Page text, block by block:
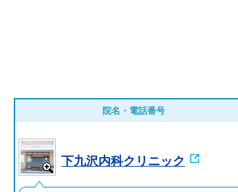
院名・電話番号
下九沢内科クリニック